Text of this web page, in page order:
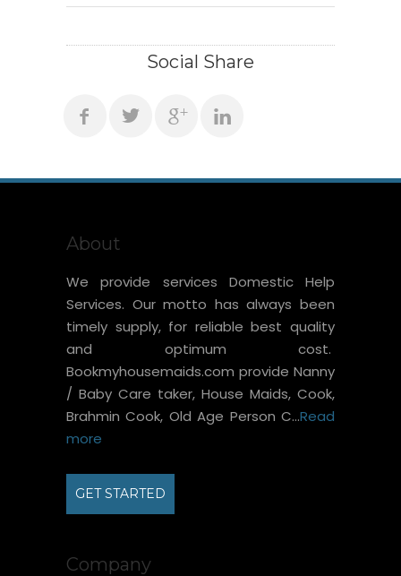
Social Share
About
We provide services Domestic Help
Services. Our motto has always been
timely supply, for reliable best quality
and optimum cost.
Bookmyhousemaids.com provide Nanny
/ Baby Care taker, House Maids, Cook,
Brahmin Cook, Old Age Person C...Read
more
GET STARTED
Company